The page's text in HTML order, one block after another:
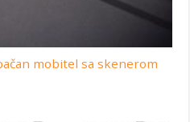
mobitel sa skenerom